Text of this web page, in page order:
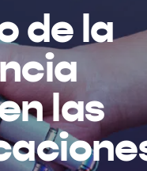
de la
las